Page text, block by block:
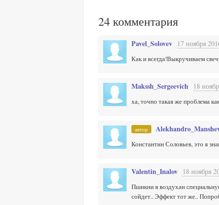
24комментария
Pavel_Solovev 17 ноября
Как и всегда!Выкручиваем
Makssh_Sergeevich 18
ха, точно такая же проблема
автор
Константин Соловьев, это я
Valentin_Inalov 18 ноября
Пшикни в воздухан
сойдет.. Эффект тот же..